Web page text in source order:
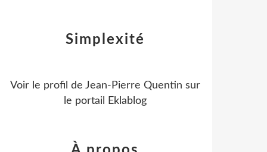
Simplexité
Voir le profil de Jean-Pierre Quentin sur
le portail Eklablog